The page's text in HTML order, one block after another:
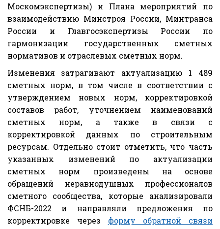
Москомэкспертизы) и Плана мероприятий по
взаимодействию Минстроя России, Минтранса
России и Главгосэкспертизы России по
гармонизации государственных сметных
нормативов и отраслевых сметных норм.
Изменения затрагивают актуализацию 1 489
сметных норм, в том числе в соответствии с
утверждением новых норм, корректировкой
составов работ, уточнением наименований
сметных норм, а также в связи с
корректировкой данных по строительным
ресурсам. Отдельно стоит отметить, что часть
указанных изменений по актуализации
сметных норм произведены на основе
обращений неравнодушных профессионалов
сметного сообщества, которые анализировали
ФСНБ-2022 и направляли предложения по
корректировке через форму обратной связи